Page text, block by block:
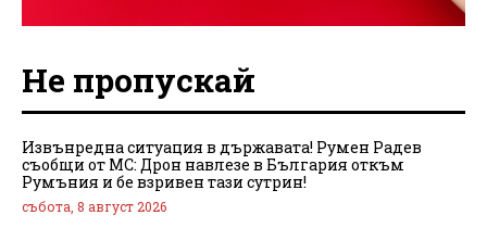
Не пропускай
Извънредна ситуация в държавата! Румен Радев
съобщи от МС: Дрон навлезе в България откъм
Румъния и бе взривен тази сутрин!
събота, 8 август 2026